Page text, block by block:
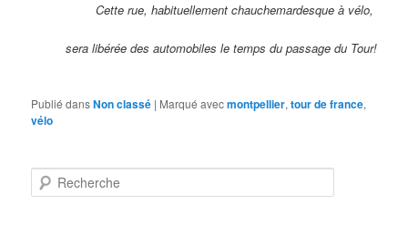
Cette rue, habituellement chauchemardesque à vélo,
sera libérée des automobiles le temps du passage du Tour!
Publié dansNon classé | Marqué avecmontpellier,tour de france,
vélo
e